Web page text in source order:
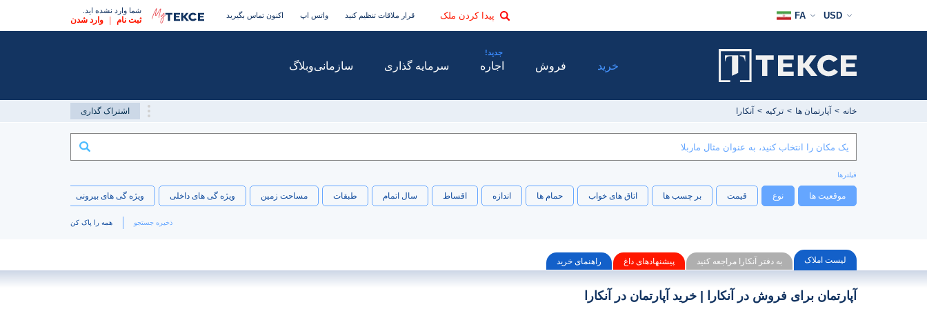
خانه آپارتمان ها ترکیه آنکارا اشتراک گذاری
فیلترها
موقعیت ها نوع قیمت بر چسب ها اتاق های خواب حمام ها اندازه اقساط سال اتمام طبقات مساحت زمین ویژه گی های داخلی ویژه گی های بیرونی
همه را پاک کن ذخیره جستجو
لیست املاک به دفتر آنکارا مراجعه کنید پیشنهادهای داغ راهنمای خرید
آپارتمان برای فروش در آنکارا | خرید آپارتمان در آنکارا
USD
FA
خرید فروش اجاره سرمایه گذاری سازمانیوبلاگ
پیدا کردن ملک اکنون تماس بگیرید واتس اپ قرار ملاقات تنظیم کنید
شما وارد نشده اید.
ثبت نام وارد شدن